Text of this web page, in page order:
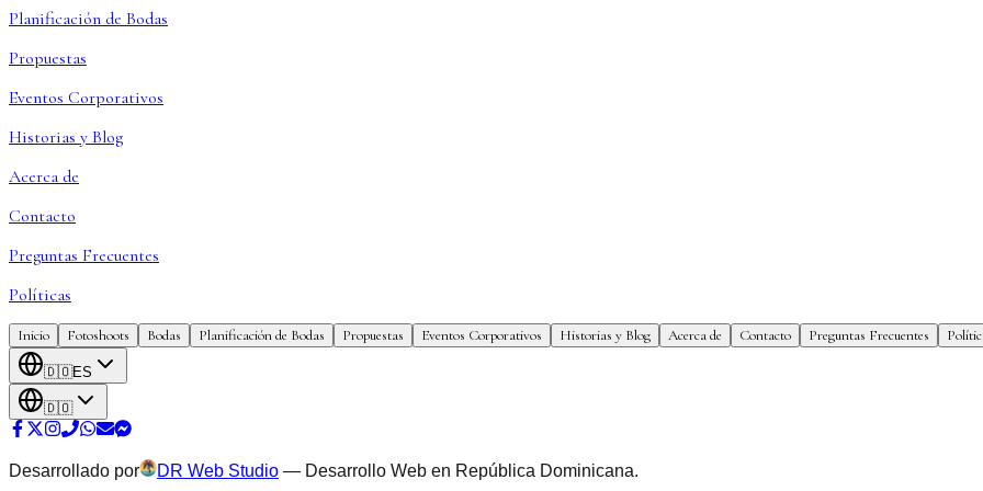
Planificación de Bodas
Propuestas
Eventos Corporativos
Historias y Blog
Acerca de
Contacto
Preguntas Frecuentes
Políticas
Inicio Fotoshoots Bodas Planificación de Bodas Propuestas Eventos Corporativos Historias y Blog Acerca de Contacto Preguntas Frecuentes
🇩🇴ES
🇩🇴
Desarrollado por DR Web Studio — Desarrollo Web en República Dominicana.